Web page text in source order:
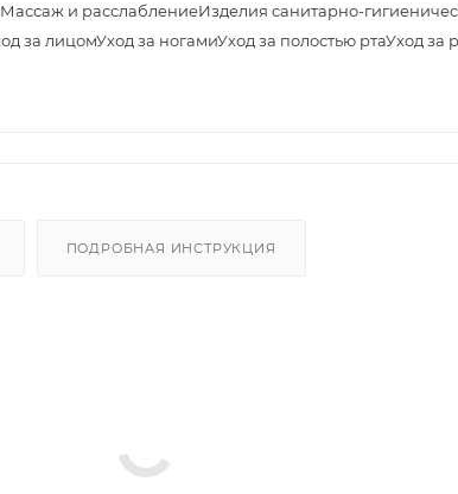
Массаж и расслаблениеИзделия санитарно-
за лицомУход за ногамиУход за полостью ртаУход за
ПОДРОБНАЯ ИНСТРУКЦИЯ